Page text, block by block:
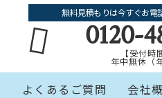
無料見積もりは今すぐお電
0120-
【受付
年中無休（
よくあるご質問 会社